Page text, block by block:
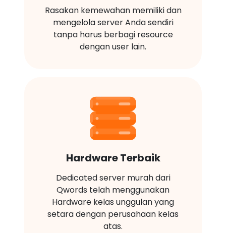
Rasakan kemewahan memiliki dan
mengelola server Anda sendiri
tanpa harus berbagi resource
dengan user lain.
Hardware Terbaik
Dedicated server murah dari
Qwords telah menggunakan
Hardware kelas unggulan yang
setara dengan perusahaan kelas
atas.